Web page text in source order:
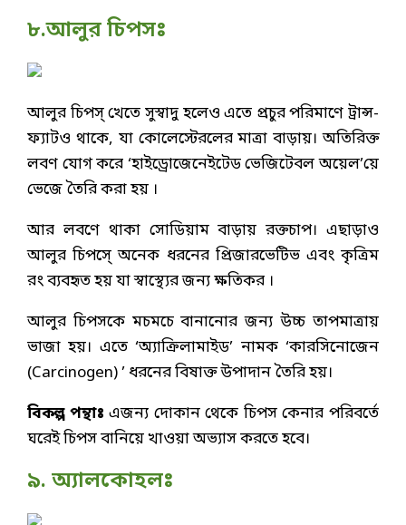
৮.আলুর চিপসঃ
আলুর চিপস্ খেতে সুস্বাদু হলেও এতে প্রচুর পরিমাণে ট্রান্স-
ফ্যাটও থাকে, যা কোলেস্টেরলের মাত্রা বাড়ায়। অতিরিক্ত
লবণ যোগ করে ‘হাইড্রোজেনেইটেড ভেজিটেবল অয়েল’য়ে
ভেজে তৈরি করা হয় ।
আর লবণে থাকা সোডিয়াম বাড়ায় রক্তচাপ। এছাড়াও
আলুর চিপসে্ অনেক ধরনের প্রিজারভেটিভ এবং কৃত্রিম
রং ব্যবহৃত হয় যা স্বাস্থ্যের জন্য ক্ষতিকর ।
আলুর চিপসকে মচমচে বানানোর জন্য উচ্চ তাপমাত্রায়
ভাজা হয়। এতে ‘অ্যাক্রিলামাইড’ নামক ‘কারসিনোজেন
(Carcinogen) ’ ধরনের বিষাক্ত উপাদান তৈরি হয়।
বিকল্প পন্থাঃ এজন্য দোকান থেকে চিপস কেনার পরিবর্তে
ঘরেই চিপস বানিয়ে খাওয়া অভ্যাস করতে হবে।
৯. অ্যালকোহলঃ